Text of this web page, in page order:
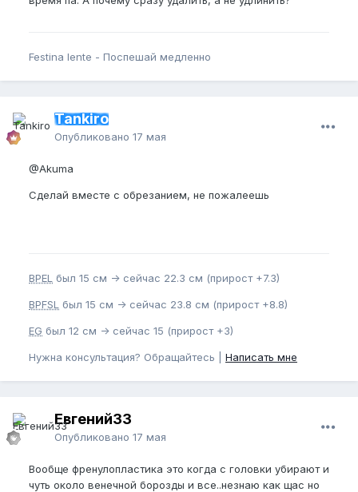
Festina lente - Поспешай медленно
Tankiro
Опубликовано 17 мая
@Akuma
Сделай вместе с обрезанием, не пожалеешь
BPEL был 15 см -> сейчас 22.3 см (прирост +7.3)
BPFSL был 15 см -> сейчас 23.8 см (прирост +8.8)
EG был 12 см -> сейчас 15 (прирост +3)
Нужна консультация? Обращайтесь | Написать мне
Евгений33
Опубликовано 17 мая
Вообще френулопластика это когда с головки убирают и
чуть около венечной борозды и все..незнаю как щас но